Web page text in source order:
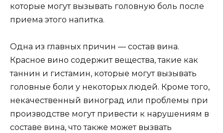
которые могут вызывать головную боль после
приема этого напитка.
Одна из главных причин — состав вина.
Красное вино содержит вещества, такие как
таннин и гистамин, которые могут вызывать
головные боли у некоторых людей. Кроме того,
некачественный виноград или проблемы при
производстве могут привести к нарушениям в
составе вина, что также может вызвать